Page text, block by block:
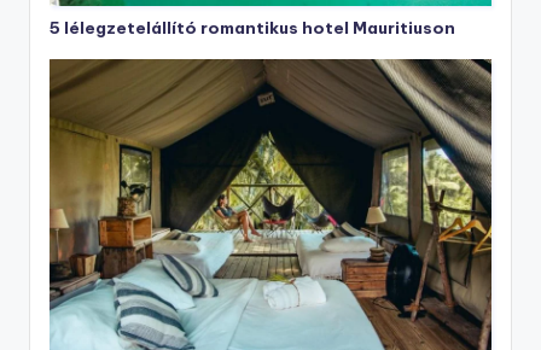
5 lélegzetelállító romantikus hotel Mauritiuson